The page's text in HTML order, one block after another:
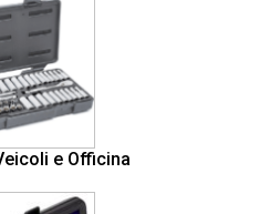
e Officina